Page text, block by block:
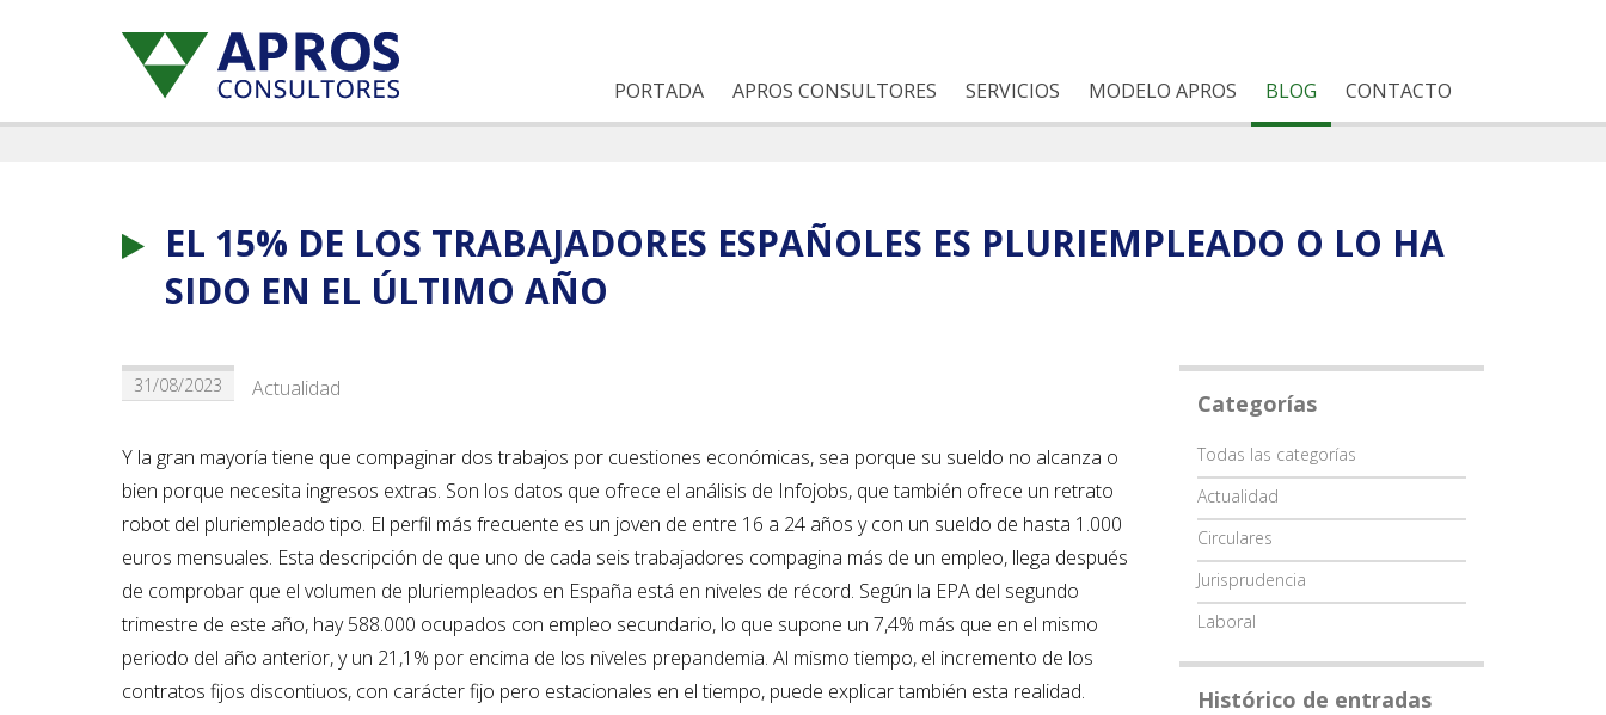
PORTADA APROS CONSULTORES SERVICIOS MODELO APROS BLOG CONTACTO
EL 15% DE LOS TRABAJADORES ESPAÑOLES ES PLURIEMPLEADO O LO HA
SIDO EN EL ÚLTIMO AÑO
31/08/2023 Actualidad
Y la gran mayoría tiene que compaginar dos trabajos por cuestiones económicas, sea porque su sueldo no alcanza o
bien porque necesita ingresos extras. Son los datos que ofrece el análisis de Infojobs, que también ofrece un retrato
robot del pluriempleado tipo. El perfil más frecuente es un joven de entre 16 a 24 años y con un sueldo de hasta 1.000
euros mensuales. Esta descripción de que uno de cada seis trabajadores compagina más de un empleo, llega después
de comprobar que el volumen de pluriempleados en España está en niveles de récord. Según la EPA del segundo
trimestre de este año, hay 588.000 ocupados con empleo secundario, lo que supone un 7,4% más que en el mismo
periodo del año anterior, y un 21,1% por encima de los niveles prepandemia. Al mismo tiempo, el incremento de los
contratos fijos discontiuos, con carácter fijo pero estacionales en el tiempo, puede explicar también esta realidad.
Categorías
Categoría
Todas las categorías
Actualidad
Circulares
Jurisprudencia
Laboral
Histórico de entradas